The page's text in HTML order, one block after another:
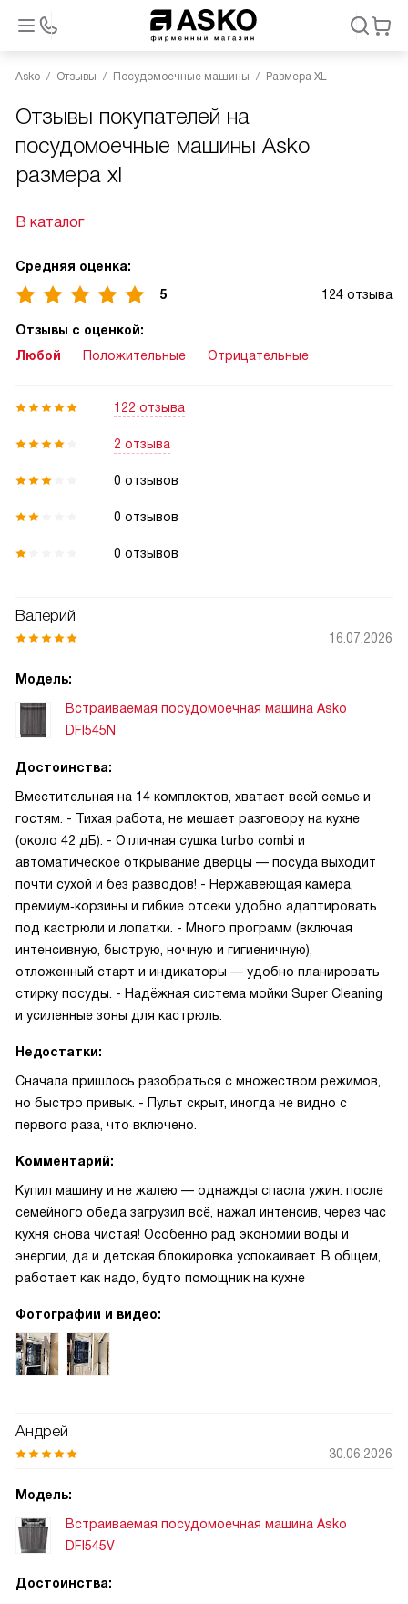
Asko Отзывы Посудомоечные машины Размера XL
Отзывы покупателей на
посудомоечные машины Asko
размера xl
В каталог
Средняя оценка:
5
124 отзыва
Отзывы с оценкой:
Любой
Положительные Отрицательные
122 отзыва
2 отзыва
0 отзывов
0 отзывов
0 отзывов
Валерий
16.07.2026
Модель:
Встраиваемая посудомоечная машина Asko
DFI545N
Достоинства:
Вместительная на 14 комплектов, хватает всей семье и
гостям. - Тихая работа, не мешает разговору на кухне
(около 42 дБ). - Отличная сушка turbo combi и
автоматическое открывание дверцы — посуда выходит
почти сухой и без разводов! - Нержавеющая камера,
премиум‑корзины и гибкие отсеки удобно адаптировать
под кастрюли и лопатки. - Много программ (включая
интенсивную, быструю, ночную и гигиеничную),
отложенный старт и индикаторы — удобно планировать
стирку посуды. - Надёжная система мойки Super Cleaning
и усиленные зоны для кастрюль.
Недостатки:
Сначала пришлось разобраться с множеством режимов,
но быстро привык. - Пульт скрыт, иногда не видно с
первого раза, что включено.
Комментарий:
Купил машину и не жалею — однажды спасла ужин: после
семейного обеда загрузил всё, нажал интенсив, через час
кухня снова чистая! Особенно рад экономии воды и
энергии, да и детская блокировка успокаивает. В общем,
работает как надо, будто помощник на кухне
Фотографии и видео:
Андрей
30.06.2026
Модель:
Встраиваемая посудомоечная машина Asko
DFI545V
Достоинства: